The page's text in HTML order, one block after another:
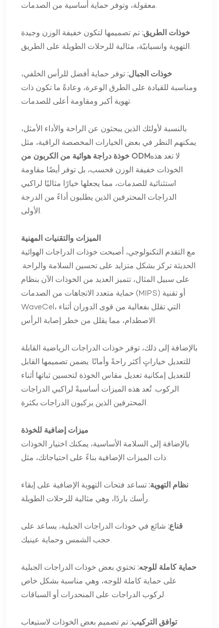
معقولة، وتوفر حماية أساسية من الصدمات.
خوذات الطريق:تم تصميمها لتكون خفيفة الوزن وجيدة
التهوية وانسيابيّة، مثالية للرحلات الطويلة على الطريق.
خوذات الجبال:توفر حماية أفضل للرأس الخلفي،
ومناسبة للقيادة على الطرق الوعرة، وعادةً ما تكون ذات
تهوية أكبر ومقاومة أعلى للصدمات.
بالنسبة لأولئك الذين يبحثون عن الراحة والأداء الأمثل،
يمكنهم النظر في بعض الخيارات المخصصة الراقية، مثل
خوذة دراجة هوائية من الكربون من ODMلا تعد هذه
الخوذات خفيفة الوزن فحسب، بل توفر أيضًا مقاومة
استثنائية للصدمات، مما يجعلها خيارًا مثاليًا لراكبي
الدراجات المحترفين الذين يطلبون أداءً من الدرجة
الأولى.
الميزات والتقنيات المهنية
مع التقدم التكنولوجي، أصبحت خوذات الدراجات الهوائية
الحديثة تركز بشكل متزايد على تحسين السلامة والراحة.
على سبيل المثال، تتميز العديد من الخوذات الآن بنظام
حماية متعدد الاتجاهات من الصدمات (MIPS) أو تقنية
WaveCel، التي تقلل بفعالية من قوى الدوران أثناء
الاصطدام، مما يقلل من خطر إصابة الرأس.
بالإضافة إلى ذلك، توفر خوذات الدراجات الرياضية القابلة
للتعديل خياراتٍ أكثر راحةً وأمانًا. يضمن تصميمها القابل
للتعديل إمكانية تعديل مقاس الخوذة لتحسين ثباتها أثناء
الركوب. تُعد هذه الميزات أساسيةً لراكبي الدراجات
المحترفين الذين يركبون الدراجات بكثرة.
ميزات إضافية للخوذة
بالإضافة إلى السلامة الأساسية، يمكنك اختيار الخوذات
ذات الميزات الإضافية بناءً على احتياجاتك، مثل:
نظام التهوية:تساعد فتحات التهوية الإضافية على إبقاء
رأسك باردًا، وهي مثالية للرحلات الطويلة.
قناع:شائع في خوذات الدراجات الجبلية، يساعد على
حجب الشمس وحماية عينيك.
حماية كاملة للوجه:تحتوي بعض خوذات الدراجات الجبلية
على حماية كاملة للوجه، وهي مناسبة بشكل خاص
لركوب الدراجات على المنحدرات أو السباقات.
توافق التركيب:تم تصميم بعض الخوذات لاستيعاب